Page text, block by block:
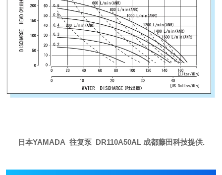
日本YAMADA 往复泵 DR110A50AL 成都藤田科技提供.